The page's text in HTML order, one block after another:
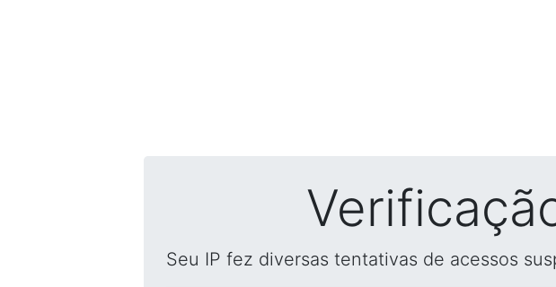
Seu IP fez diversas tentativas de acessos